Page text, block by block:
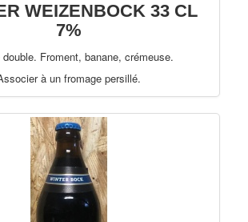
WEIZENBOCK 33 CL
7%
Froment, banane, crémeuse.
à un fromage persillé.